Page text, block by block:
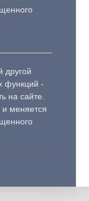
другой
функций -
на сайте.
меняется